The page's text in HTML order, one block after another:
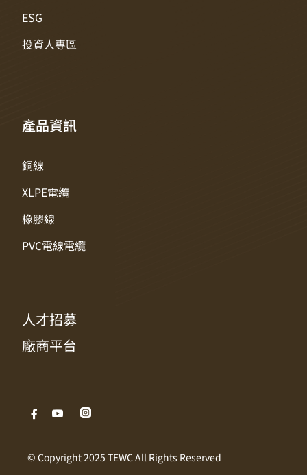
ESG
投資人專區
產品資訊
銅線
XLPE電纜
橡膠線
PVC電線電纜
人才招募
廠商平台
© Copyright 2025 TEWC All Rights Reserved